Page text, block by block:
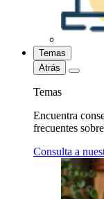
Temas
Atrás
Temas
Encuentra
frecuentes
Consulta a